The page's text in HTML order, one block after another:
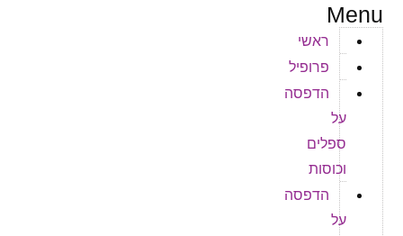
Menu
ראשי
פרופיל
הדפסה
על
ספלים
וכוסות
הדפסה
על